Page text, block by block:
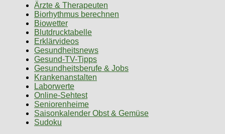
Ärzte & Therapeuten
Biorhythmus berechnen
Biowetter
Blutdrucktabelle
Erklärvideos
Gesundheitsnews
Gesund-TV-Tipps
Gesundheitsberufe & Jobs
Krankenanstalten
Laborwerte
Online-Sehtest
Seniorenheime
Saisonkalender Obst & Gemüse
Sudoku